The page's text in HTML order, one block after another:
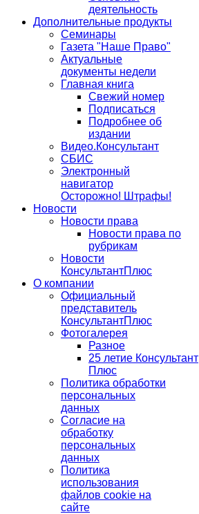
деятельность
Дополнительные продукты
Семинары
Газета "Наше Право"
Актуальные
документы недели
Главная книга
Свежий номер
Подписаться
Подробнее об
издании
Видео.Консультант
СБИС
Электронный
навигатор
Осторожно! Штрафы!
Новости
Новости права
Новости права по
рубрикам
Новости
КонсультантПлюс
О компании
Официальный
представитель
КонсультантПлюс
Фотогалерея
Разное
25 летие Консультант
Плюс
Политика обработки
персональных
данных
Согласие на
обработку
персональных
данных
Политика
использования
файлов cookie на
сайте